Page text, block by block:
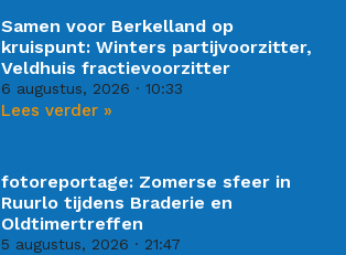
Samen voor Berkelland op
kruispunt: Winters partijvoorzitter,
Veldhuis fractievoorzitter
6 augustus, 2026 10:33
Lees verder »
fotoreportage: Zomerse sfeer in
Ruurlo tijdens Braderie en
Oldtimertreffen
5 augustus, 2026 21:47